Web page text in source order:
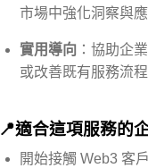
市場中強化洞察與
實用導向 ：協助企
或改善既有服務流程
📍適合這項服務的
開始接觸 Web3 客